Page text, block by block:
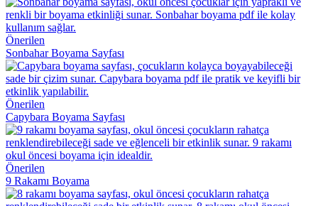
Önerilen
Sonbahar Boyama Sayfası
Önerilen
Capybara Boyama Sayfası
Önerilen
9 Rakamı Boyama